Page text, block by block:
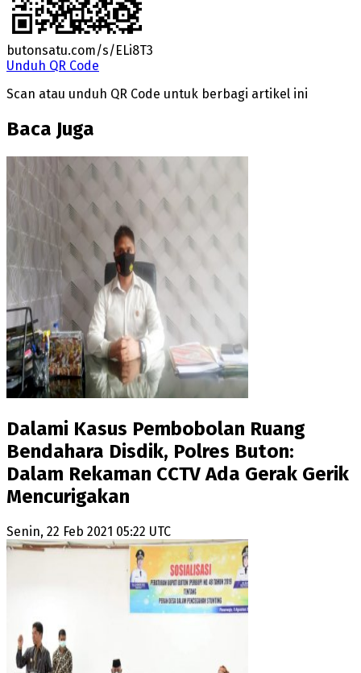
butonsatu.com/s/ELi8T3
Unduh QR Code
Scan atau unduh QR Code untuk berbagi artikel ini
Baca Juga
Dalami Kasus Pembobolan Ruang
Bendahara Disdik, Polres Buton:
Dalam Rekaman CCTV Ada Gerak Gerik
Mencurigakan
Senin, 22 Feb 2021 05:22 UTC